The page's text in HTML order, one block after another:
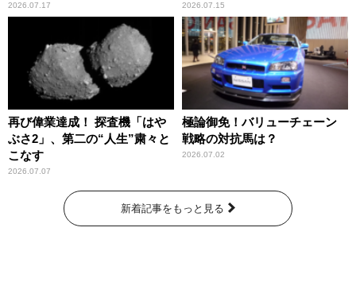
2026.07.17 2026.07.15
再び偉業達成！ 探査機「はや
ぶさ2」、第二の“人生”粛々と
こなす
2026.07.07
極論御免！バリューチェーン
戦略の対抗馬は？
2026.07.02
新着記事をもっと見る